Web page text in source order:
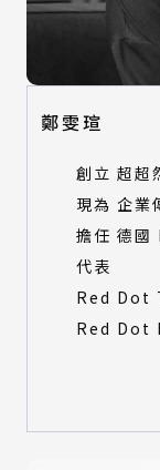
鄭雯瑄
創立 超超
現為 企業
擔任 德
代表
Red Dot
Red Dot